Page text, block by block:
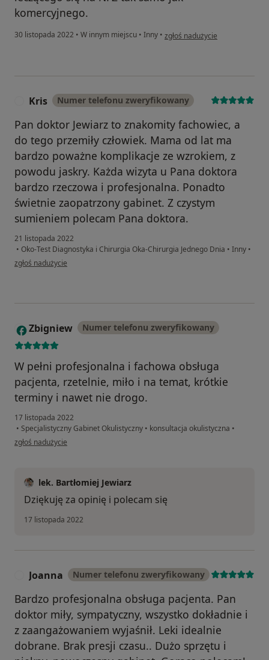
komercyjnego.
30 listopada 2022 • W innym miejscu • Inny • w opinii użytkownika M.A.
zgłoś nadużycie
Kris Numer telefonu zweryfikowany
Pan doktor Jewiarz to znakomity fachowiec, a
do tego przemiły człowiek. Mama od lat ma
bardzo poważne komplikacje ze wzrokiem, z
powodu jaskry. Każda wizyta u Pana doktora
bardzo rzeczowa i profesjonalna. Ponadto
świetnie zaopatrzony gabinet. Z czystym
sumieniem polecam Pana doktora.
21 listopada 2022
• Oko-Test Diagnostyka i Chirurgia Oka-Chirurgia Jednego Dnia • Inny •
w opinii użytkownika Kris
zgłoś nadużycie
Z Zbigniew Numer telefonu zweryfikowany
W pełni profesjonalna i fachowa obsługa
pacjenta, rzetelnie, miło i na temat, krótkie
terminy i nawet nie drogo.
17 listopada 2022
• Specjalistyczny Gabinet Okulistyczny • konsultacja okulistyczna •
w opinii użytkownika Zbigniew
zgłoś nadużycie
lek. Bartłomiej Jewiarz
Dziękuję za opinię i polecam się
17 listopada 2022
Joanna Numer telefonu zweryfikowany
Bardzo profesjonalna obsługa pacjenta. Pan
doktor miły, sympatyczny, wszystko dokładnie i
z zaangażowaniem wyjaśnił. Leki idealnie
dobrane. Brak presji czasu.. Dużo sprzętu i